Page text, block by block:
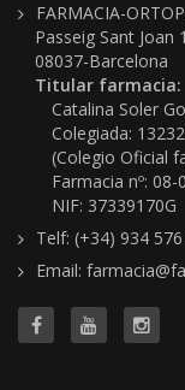
FARMACIA-
Passeig Sant Joan
08037-Barcelona
Titular farmacia:
Catalina Soler
Colegiada: 13232
(Colegio Oficial
Farmacia nº: 08-
NIF: 37339170G
Telf: (+34) 934
Email: